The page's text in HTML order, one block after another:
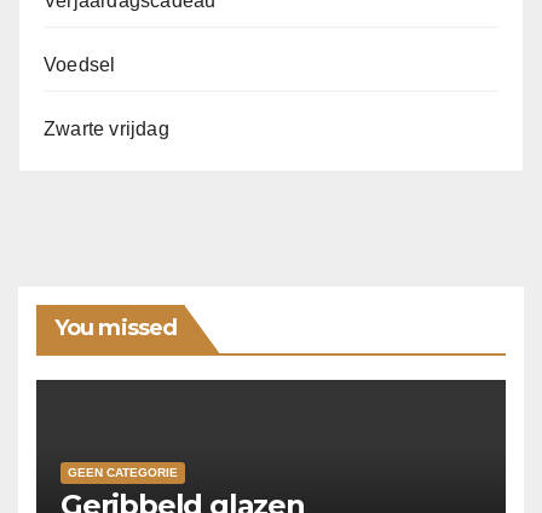
Voedsel
Zwarte vrijdag
You missed
GEEN CATEGORIE
Geribbeld glazen